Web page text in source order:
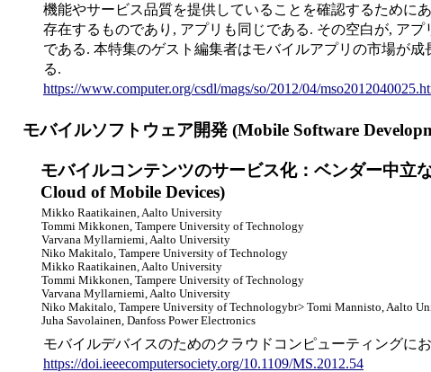
機能やサービス品質を提供していることを確認するために
存在するものであり, アプリも同じである. その空白が, ア
である. 本特集のゲスト編集者はモバイルアプリの市場が
る.
https://www.computer.org/csdl/mags/so/2012/04/
モバイルソフトウェア開発 (Mobile Software
モバイルコンテンツのサービス化：ベンダー中立
Cloud of Mobile Devices)
Mikko Raatikainen, Aalto University
Tommi Mikkonen, Tampere University of Technology
Varvana Myllarniemi, Aalto University
Niko Makitalo, Tampere University of Technology
Mikko Raatikainen, Aalto University
Tommi Mikkonen, Tampere University of Technology
Varvana Myllarniemi, Aalto University
Niko Makitalo, Tampere University of Technologybr> Tomi Mannisto, Aalto
Juha Savolainen, Danfoss Power Electronics
モバイルデバイスのためのクラウドコンピューティングに
https://doi.ieeecomputersociety.org/10.1109/MS.2012.54